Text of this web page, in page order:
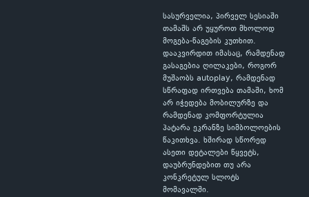
სასურველია, პირველ სესიაში
თამაშს არ უყუროთ მხოლოდ
მოგება-წაგების კუთხით.
დააკვირდით იმასაც, რამდენად
გასაგებია ღილაკები, როგორ
მუშაობს autoplay, რამდენად
სწრაფად ირთვება თამაში, ხომ
არ იჭედება მობილურზე და
რამდენად კომფორტულია
პატარა ეკრანზე სიმბოლოების
წაკითხვა. ხშირად სწორედ
ასეთი დეტალები წყვეტს,
დაუბრუნდებით თუ არა
კონკრეტულ სლოტს
მომავალში.